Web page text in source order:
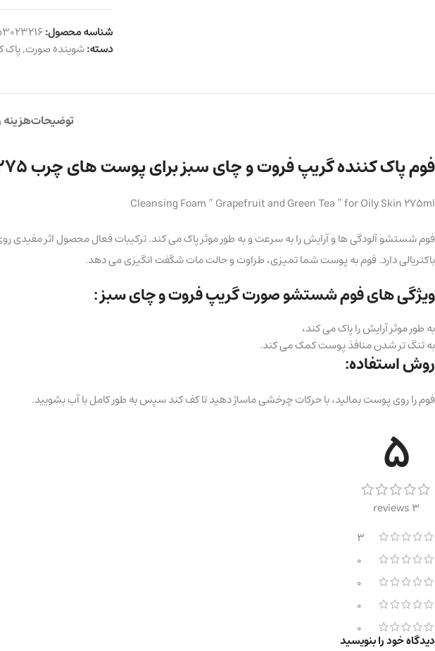
شناسه محصول:
دسته:شوینده صورت,پاک
توضیحات
فوم پاک کننده گریپ فروت و چای سبز برای پوست های چرب 275 میلی لیتر
Cleansing Foam ” Grapefruit and Green Tea ” for Oily Skin 275ml
فوم شستشو آلودگی ها و آرایش را به سرعت و به طور موثر پاک می کند. ترکیبات فعال محصول اثر
باکتریالی دارد. فوم به پوست شما تمیزی، طراوت و حالت مات شگفت انگیزی می دهد.
ویژگی های فوم شستشو صورت گریپ فروت و چای سبز :
به طور موثر آرایش را پاک می کند،
به تنگ تر شدن منافذ پوست کمک می کند.
روش استفاده:
فوم را روی پوست بمالید، با حرکات چرخشی ماساژ دهید تا کف کند سپس به طور کامل با آب بشویید.
5
3 reviews
3
0
0
0
0
دیدگاه خود را بنویسید